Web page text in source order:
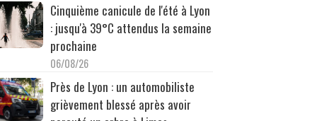
Cinquième canicule de l'été à Lyon
: jusqu'à 39°C attendus la semaine
prochaine
06/08/26
Près de Lyon : un automobiliste
grièvement blessé après avoir